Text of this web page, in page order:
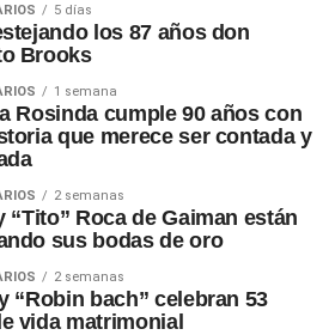
5 días
los 87 años don
Brooks
1 semana
Rosinda cumple 90 años con
que merece ser contada y
2 semanas
“Tito” Roca de Gaiman están
sus bodas de oro
2 semanas
“Robin bach” celebran 53
vida matrimonial